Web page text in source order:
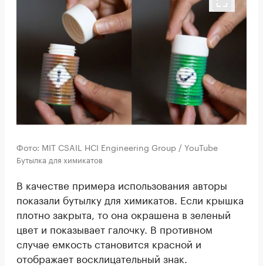
Фото: MIT CSAIL HCI Engineering Group / YouTube
Бутылка для химикатов
В качестве примера использования авторы
показали бутылку для химикатов. Если крышка
плотно закрыта, то она окрашена в зеленый
цвет и показывает галочку. В противном
случае емкость становится красной и
отображает восклицательный знак.